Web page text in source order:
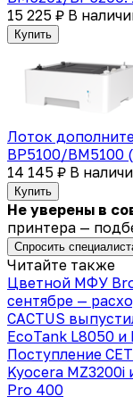
15 225 ₽ В
Купить
Лоток
BP5100/BM5100
14 145 ₽ В
Купить
Не уверены в
принтера —
Спросить
Читайте также
Цветной МФУ
сентябре —
CACTUS
EcoTank L8050
Поступление
Kyocera MZ3200i
Pro 400